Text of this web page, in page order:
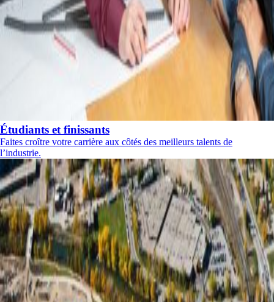
Étudiants et finissants
Faites croître votre carrière aux côtés des meilleurs talents de
l’industrie.